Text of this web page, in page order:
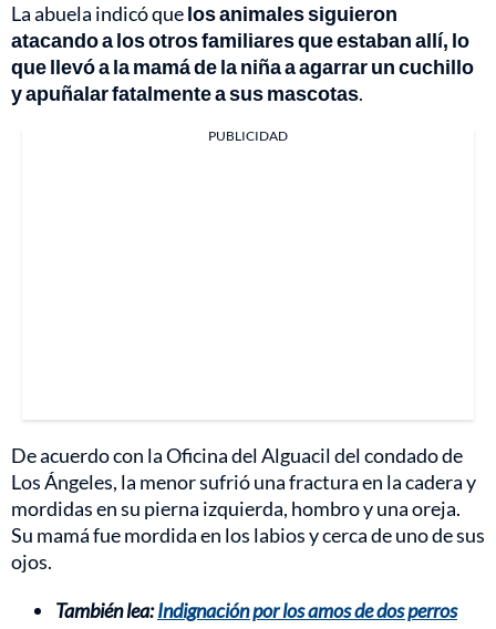
La abuela indicó quelos animales siguieron
atacando a los otros familiares que estaban allí, lo
que llevó a la mamá de la niña a agarrar un cuchillo
y apuñalar fatalmente a sus mascotas.
PUBLICIDAD
De acuerdo con la Oficina del Alguacil del condado de
Los Ángeles, la menor sufrió una fractura en la cadera y
mordidas en su pierna izquierda, hombro y una oreja.
Su mamá fue mordida en los labios y cerca de uno de sus
ojos.
También lea:Indignación por los amos de dos perros